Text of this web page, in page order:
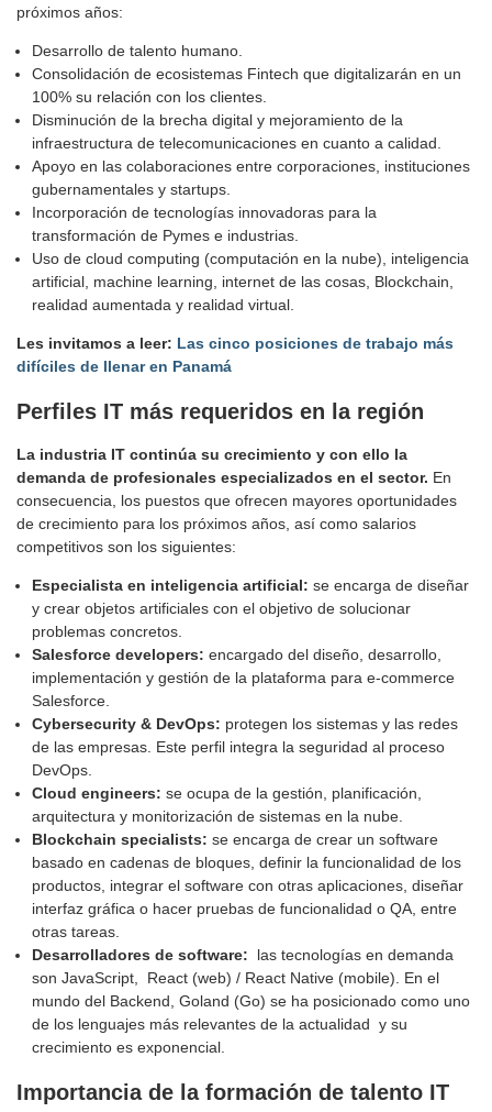
próximos años:
Desarrollo de talento humano.
Consolidación de ecosistemas Fintech que digitalizarán en un
100% su relación con los clientes.
Disminución de la brecha digital y mejoramiento de la
infraestructura de telecomunicaciones en cuanto a calidad.
Apoyo en las colaboraciones entre corporaciones, instituciones
gubernamentales y startups.
Incorporación de tecnologías innovadoras para la
transformación de Pymes e industrias.
Uso de cloud computing (computación en la nube), inteligencia
artificial, machine learning, internet de las cosas, Blockchain,
realidad aumentada y realidad virtual.
Les invitamos a leer: Las cinco posiciones de trabajo más
difíciles de llenar en Panamá
Perfiles IT más requeridos en la región
La industria IT continúa su crecimiento y con ello la
demanda de profesionales especializados en el sector. En
consecuencia, los puestos que ofrecen mayores oportunidades
de crecimiento para los próximos años, así como salarios
competitivos son los siguientes:
Especialista en inteligencia artificial: se encarga de diseñar
y crear objetos artificiales con el objetivo de solucionar
problemas concretos.
Salesforce developers: encargado del diseño, desarrollo,
implementación y gestión de la plataforma para e-commerce
Salesforce.
Cybersecurity & DevOps: protegen los sistemas y las redes
de las empresas. Este perfil integra la seguridad al proceso
DevOps.
Cloud engineers: se ocupa de la gestión, planificación,
arquitectura y monitorización de sistemas en la nube.
Blockchain specialists: se encarga de crear un software
basado en cadenas de bloques, definir la funcionalidad de los
productos, integrar el software con otras aplicaciones, diseñar
interfaz gráfica o hacer pruebas de funcionalidad o QA, entre
otras tareas.
Desarrolladores de software: las tecnologías en demanda
son JavaScript, React (web) / React Native (mobile). En el
mundo del Backend, Goland (Go) se ha posicionado como uno
de los lenguajes más relevantes de la actualidad y su
crecimiento es exponencial.
Importancia de la formación de talento IT